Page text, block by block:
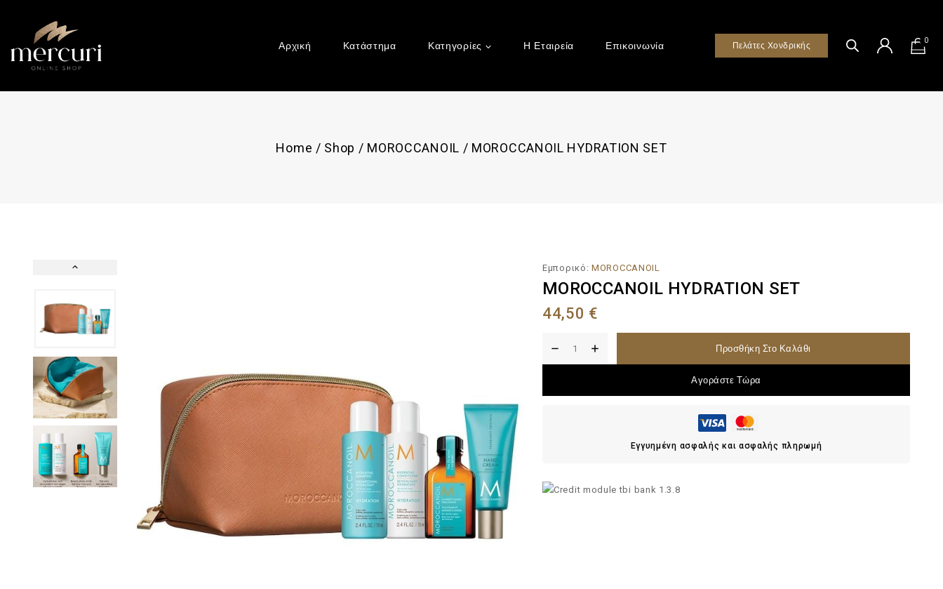
Αρχική Κατάστημα Κατηγορίες Η Εταιρεία Επικοινωνία Πελάτες Χονδρικής 0
Home / Shop / MOROCCANOIL / MOROCCANOIL HYDRATION SET
Εμπορικό: MOROCCANOIL
MOROCCANOIL HYDRATION SET
44,50 €
Προσθήκη Στο Καλάθι
Αγοράστε Τώρα
Εγγυημένη ασφαλής και ασφαλής πληρωμή